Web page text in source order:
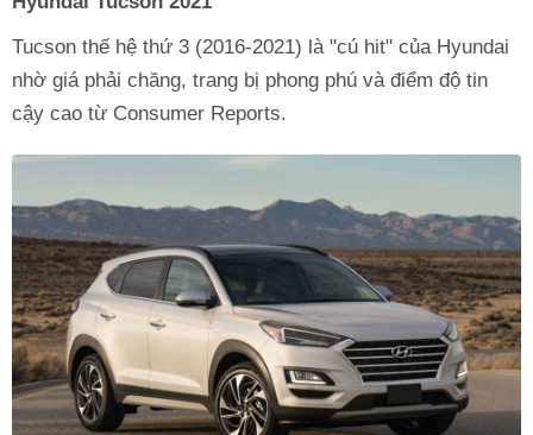
Tucson thế hệ thứ 3 (2016-2021) là "cú hit" của Hyundai
nhờ giá phải chăng, trang bị phong phú và điểm độ tin
cậy cao từ Consumer Reports.